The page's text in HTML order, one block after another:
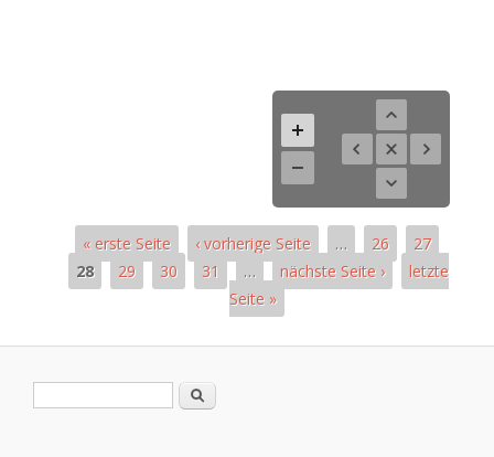
« erste Seite ‹ vorherige Seite … 26
27
28
29 30 31 … nächste Seite ›
letzte
Seite »
Suche